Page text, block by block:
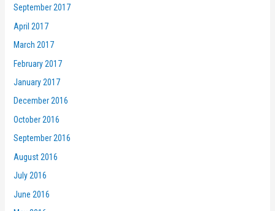
September 2017
April 2017
March 2017
February 2017
January 2017
December 2016
October 2016
September 2016
August 2016
July 2016
June 2016